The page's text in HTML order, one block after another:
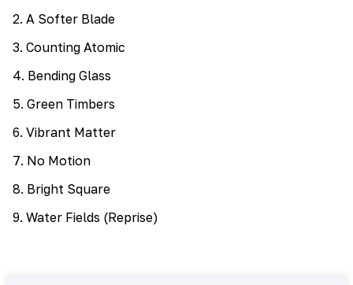
2. A Softer Blade
3. Counting Atomic
4. Bending Glass
5. Green Timbers
6. Vibrant Matter
7. No Motion
8. Bright Square
9. Water Fields (Reprise)